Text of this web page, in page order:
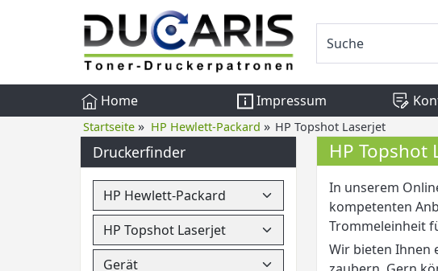
Home Impressum
Startseite » HP Hewlett-Packard » HP Topshot Laserjet
Druckerfinder HP Topshot
In unserem
kompetenten
Trommeleinheit
Wir bieten Ihnen